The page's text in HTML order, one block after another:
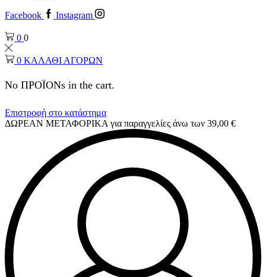
Facebook Instagram
0 0
0 ΚΑΛΑΘΙ ΑΓΟΡΩΝ
No ΠΡΟΪΟΝs in the cart.
Επιστροφή στο κατάστημα
ΔΩΡΕΑΝ ΜΕΤΑΦΟΡΙΚΑ για παραγγελίες άνω των 39,00 €